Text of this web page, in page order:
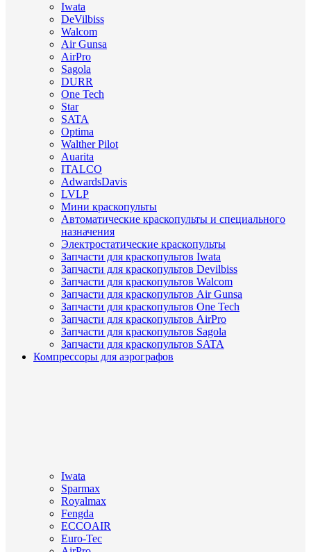
Iwata
DeVilbiss
Walcom
Air Gunsa
AirPro
Sagola
DURR
One Tech
Star
SATA
Optima
Walther Pilot
Auarita
ITALCO
AdwardsDavis
LVLP
Мини краскопульты
Автоматические краскопульты и специального
назначения
Электростатические краскопульты
Запчасти для краскопультов Iwata
Запчасти для краскопультов Devilbiss
Запчасти для краскопультов Walcom
Запчасти для краскопультов Air Gunsa
Запчасти для краскопультов One Tech
Запчасти для краскопультов AirPro
Запчасти для краскопультов Sagola
Запчасти для краскопультов SATA
Компрессоры для аэрографов
Iwata
Sparmax
Royalmax
Fengda
ECCOAIR
Euro-Tec